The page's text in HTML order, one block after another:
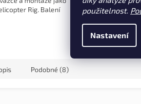
použitelnost.
Nastavení
Rig. Balení
ideální pro
Podobné (8)